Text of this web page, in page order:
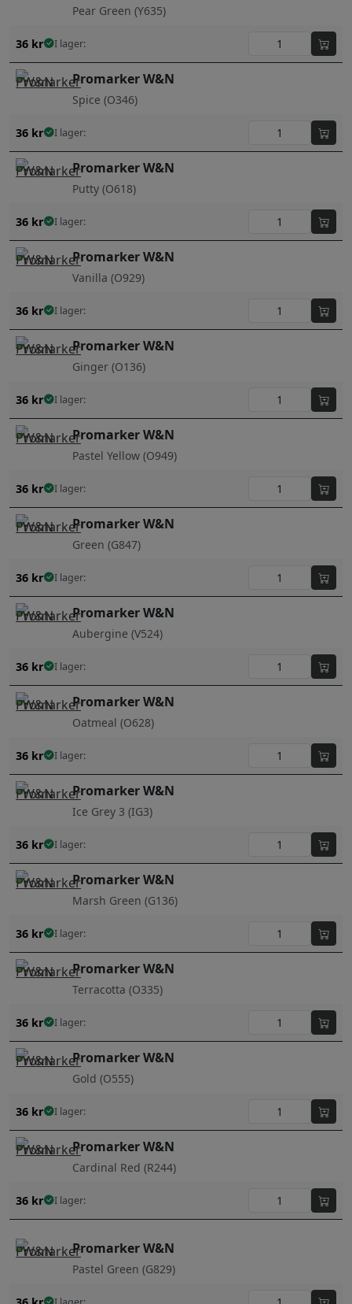
Pear Green (Y635)
36 kr I lager:
Promarker W&N
Spice (O346)
36 kr I lager:
Promarker W&N
Putty (O618)
36 kr I lager:
Promarker W&N
Vanilla (O929)
36 kr I lager:
Promarker W&N
Ginger (O136)
36 kr I lager:
Promarker W&N
Pastel Yellow (O949)
36 kr I lager:
Promarker W&N
Green (G847)
36 kr I lager:
Promarker W&N
Aubergine (V524)
36 kr I lager:
Promarker W&N
Oatmeal (O628)
36 kr I lager:
Promarker W&N
Ice Grey 3 (IG3)
36 kr I lager:
Promarker W&N
Marsh Green (G136)
36 kr I lager:
Promarker W&N
Terracotta (O335)
36 kr I lager:
Promarker W&N
Gold (O555)
36 kr I lager:
Promarker W&N
Cardinal Red (R244)
36 kr I lager:
Promarker W&N
Pastel Green (G829)